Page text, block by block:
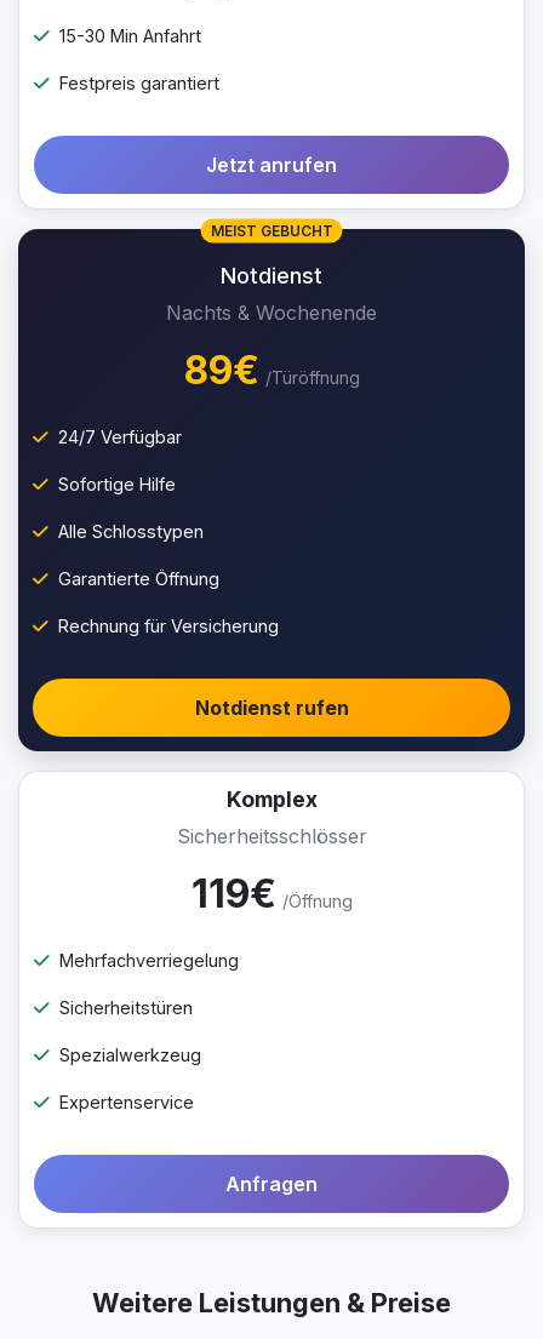
15-30 Min Anfahrt
Festpreis garantiert
Jetzt anrufen
MEIST GEBUCHT
Notdienst
Nachts & Wochenende
89€ /Türöffnung
24/7 Verfügbar
Sofortige Hilfe
Alle Schlosstypen
Garantierte Öffnung
Rechnung für Versicherung
Notdienst rufen
Komplex
Sicherheitsschlösser
119€ /Öffnung
Mehrfachverriegelung
Sicherheitstüren
Spezialwerkzeug
Expertenservice
Anfragen
Weitere Leistungen & Preise